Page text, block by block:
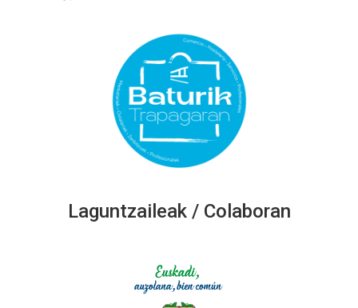
Laguntzaileak / Colaboran